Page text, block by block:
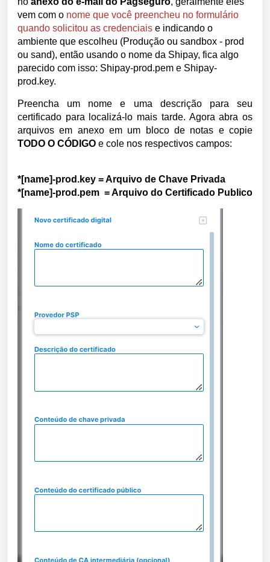
vem com o nome que você preencheu no formulário
quando solicitou as credenciais e indicando o
ambiente que escolheu (Produção ou sandbox - prod
ou sand), então usando o nome da Shipay, fica algo
parecido com isso: Shipay-prod.pem e Shipay-
prod.key.
Preencha um nome e uma descrição para seu
certificado para localizá-lo mais tarde. Agora abra os
arquivos em anexo em um bloco de notas e copie
TODO O CÓDIGO e cole nos respectivos campos:
*[name]-prod.key = Arquivo de Chave Privada
*[name]-prod.pem = Arquivo do Certificado Publico